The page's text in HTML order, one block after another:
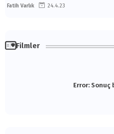
Fatih Varlık 24.4.23
Filmler
Error: Sonuç